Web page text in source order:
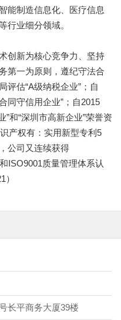
能制造信息化、医疗信息
行业细分领域。
创新为核心竞争力、坚持
第一为原则，遵纪守法合
评估“A级纳税企业”；自
同守信用企业”；自2015
和“深圳市高新企业”荣誉资
产权有：实用新型专利5
公司又连续获得
ISO9001质量管理体系认
长平商务大厦39楼